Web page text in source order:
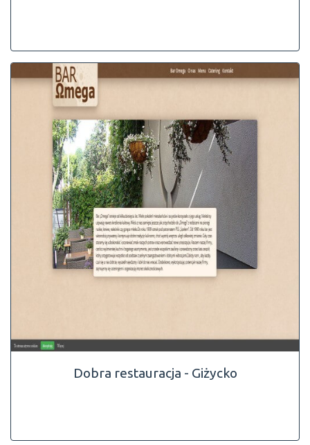
Dobra restauracja - Giżycko